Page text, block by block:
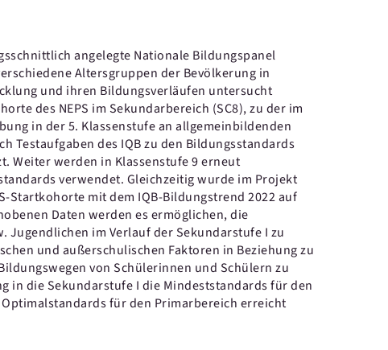
angelegte Nationale Bildungspanel
Altersgruppen der Bevölkerung in
und ihren Bildungsverläufen untersucht
des NEPS im Sekundarbereich (SC8), zu der im
in der 5. Klassenstufe an allgemeinbildenden
Testaufgaben des IQB zu den Bildungsstandards
Weiter werden in Klassenstufe 9 erneut
verwendet. Gleichzeitig wurde im Projekt
Startkohorte mit dem IQB-Bildungstrend 2022 auf
Daten werden es ermöglichen, die
Jugendlichen im Verlauf der Sekundarstufe I zu
und außerschulischen Faktoren in Beziehung zu
von Schülerinnen und Schülern zu
in die Sekundarstufe I die Mindeststandards für den
für den Primarbereich erreicht